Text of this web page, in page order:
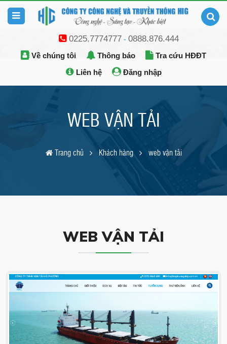
0225.7774777- 0888.876.444
Về chúng tôi Thông báo
Tra cứu HĐĐT
Liên hệ
Đăng nhập
WEB VẬN TẢI
Trang chủ Khách hàng web vận tải
WEB VẬN TẢI